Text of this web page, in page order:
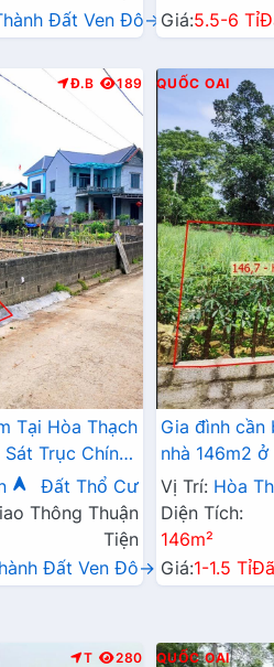
Đất Ven Đô→ Giá:5.5-6 Tỉ
Đ.B 189
Tại Hòa Thạch
Trục Chính
Đất Thổ Cư
Thông Thuận
Tiện
Đất Ven Đô→
QUỐC OAI
Gia đình
nhà 146m2
Vị Trí: Hòa
Diện Tích:
146m²
Giá:1-1.5 Tỉ
T 280 QUỐC OAI